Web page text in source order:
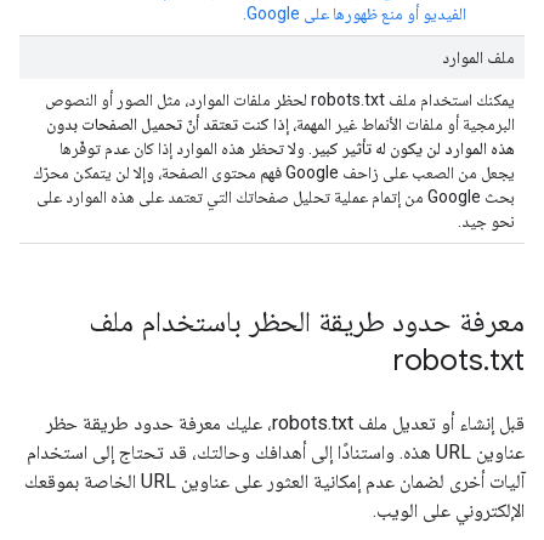
الفيديو أو منع ظهورها على Google.
ملف الموارد
يمكنك استخدام ملف robots.txt لحظر ملفات الموارد، مثل الصور أو النصوص
البرمجية أو ملفات الأنماط غير المهمة، إذا كنت تعتقد أنّ تحميل الصفحات بدون
هذه الموارد لن يكون له تأثير كبير
. ولا تحظر هذه الموارد إذا كان عدم توفّرها
يجعل من الصعب على زاحف Google فهم محتوى الصفحة، وإلا لن يتمكن محرّك
بحث Google من إتمام عملية تحليل صفحاتك التي تعتمد على هذه الموارد على
نحو جيد.
معرفة حدود طريقة الحظر باستخدام ملف
robots.txt
قبل إنشاء أو تعديل ملف robots.txt، عليك معرفة حدود طريقة حظر
عناوين URL هذه. واستنادًا إلى أهدافك وحالتك، قد تحتاج إلى استخدام
آليات أخرى لضمان عدم إمكانية العثور على عناوين URL الخاصة بموقعك
الإلكتروني على الويب.